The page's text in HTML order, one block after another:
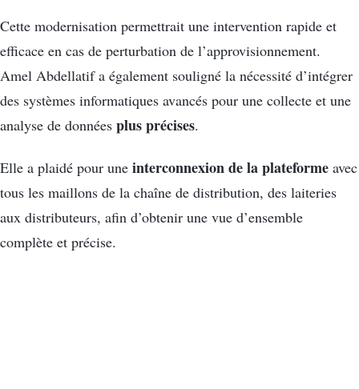
Cette modernisation permettrait une intervention rapide et
efficace en cas de perturbation de l’approvisionnement.
Amel Abdellatif a également souligné la nécessité d’intégrer
des systèmes informatiques avancés pour une collecte et une
analyse de données plus précises.
Elle a plaidé pour une interconnexion de la plateforme avec
tous les maillons de la chaîne de distribution, des laiteries
aux distributeurs, afin d’obtenir une vue d’ensemble
complète et précise.